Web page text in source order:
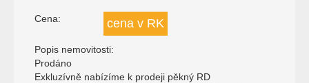
Cena: cena v RK
Popis nemovitosti:
Prodáno
Exkluzívně nabízíme k prodeji pěkný RD